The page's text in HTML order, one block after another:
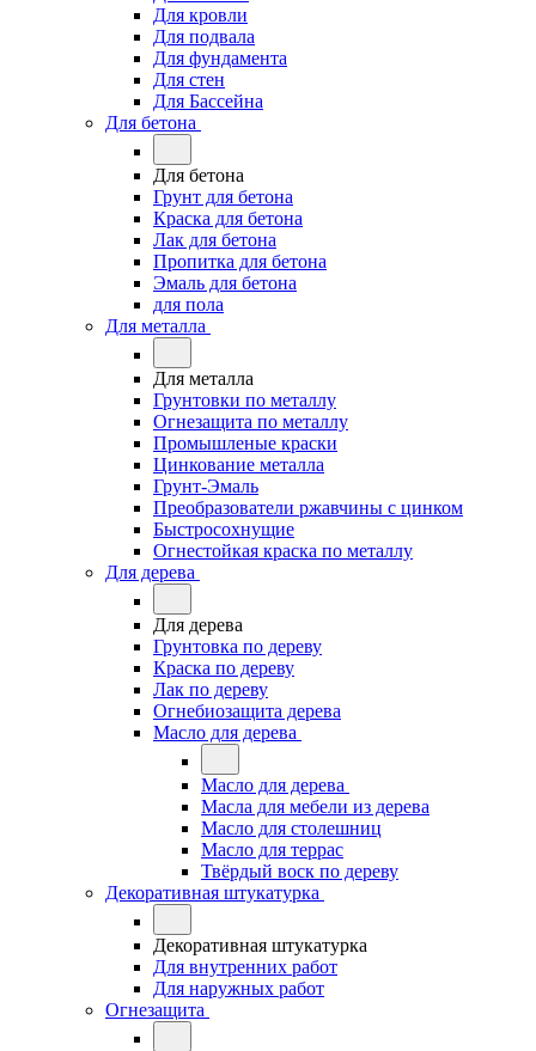
Для кровли
Для подвала
Для фундамента
Для стен
Для Бассейна
Для бетона
Для бетона
Грунт для бетона
Краска для бетона
Лак для бетона
Пропитка для бетона
Эмаль для бетона
для пола
Для металла
Для металла
Грунтовки по металлу
Огнезащита по металлу
Промышленые краски
Цинкование металла
Грунт-Эмаль
Преобразователи ржавчины с цинком
Быстросохнущие
Огнестойкая краска по металлу
Для дерева
Для дерева
Грунтовка по дереву
Краска по дереву
Лак по дереву
Огнебиозащита дерева
Масло для дерева
Масло для дерева
Масла для мебели из дерева
Масло для столешниц
Масло для террас
Твёрдый воск по дереву
Декоративная штукатурка
Декоративная штукатурка
Для внутренних работ
Для наружных работ
Огнезащита